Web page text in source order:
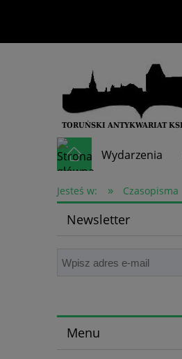
Wydarzenia
Skup książek
Jesteś w: » Czasopisma
Newsletter
Menu